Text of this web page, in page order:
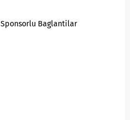
Sponsorlu Baglantilar